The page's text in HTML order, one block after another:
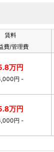
賃料
費/管理費
万円
円 -
万円
円 -